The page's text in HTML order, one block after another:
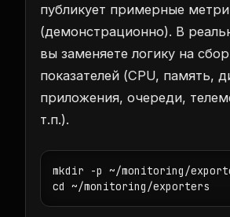
публикует примерные
(демонстрационно). В
вы заменяете логику на
показателей (CPU, память,
приложения, очереди,
т.п.).
mkdir -p ~/monitoring/
cd ~/monitoring/exporters